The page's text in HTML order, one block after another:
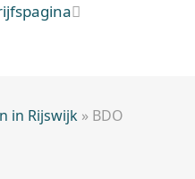
in Rijswijk » BDO